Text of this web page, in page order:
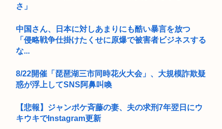
さ」
中国さん、日本に対しあまりにも酷い暴言を放つ
「侵略戦争仕掛けたくせに原爆で被害者ビジネスする
な...
8/22開催「琵琶湖三市同時花火大会」、大規模詐欺疑
惑が浮上してSNS阿鼻叫喚
【悲報】ジャンポケ斉藤の妻、夫の求刑7年翌日にウ
キウキでInstagram更新